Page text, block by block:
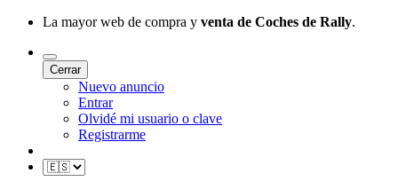
La mayor web de compra y venta de Coches de Rally.
Cerrar
Nuevo anuncio
Entrar
Olvidé mi usuario o clave
Registrarme